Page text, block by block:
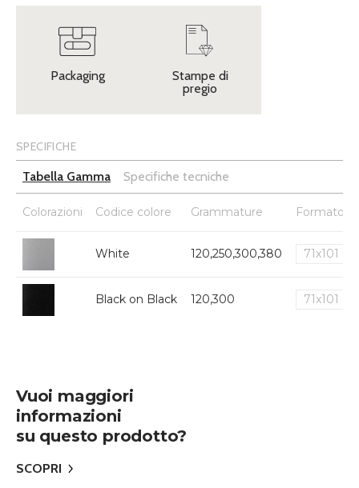
Packaging
Stampe di
pregio
SPECIFICHE
Tabella Gamma Specifiche tecniche
Colorazioni Codice colore Grammature Formato
White 120,250,300,380 71x101
Black on Black 120,300 71x101
Vuoi maggiori
informazioni
su questo prodotto?
SCOPRI